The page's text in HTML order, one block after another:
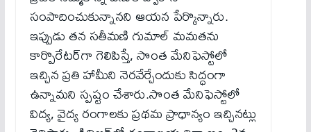
సంపాదించుకున్నానని ఆయన పేర్కొన్నారు.
ఇప్పుడు తన సతీమణి గుమాల్ మమతను
కార్పొరేటర్‌గా గెలిపిస్తే, సొంత మేనిఫెస్టోలో
ఇచ్చిన ప్రతి హామీని నెరవేర్చేందుకు సిద్ధంగా
ఉన్నామని స్పష్టం చేశారు.సొంత మేనిఫెస్టోలో
విద్య, వైద్య రంగాలకు ప్రథమ ప్రాధాన్యం ఇచ్చినట్లు